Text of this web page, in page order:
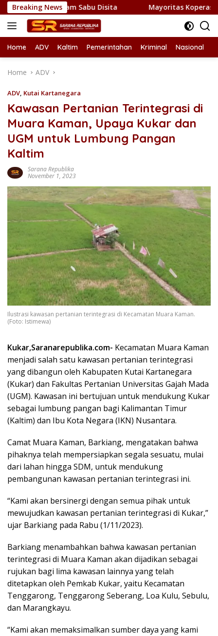
Skip
to
content
Breaking News
Kilogram Sabu Disita Mayoritas Koperasi Merah
Home ADV Kaltim Pemerintahan Kriminal Nasional
Home ADV
ADV, Kutai Kartanegara
Kawasan Pertanian Terintegrasi di
Muara Kaman, Upaya Kukar dan
UGM untuk Lumbung Pangan
Kaltim
Sarana Republika
November 1, 2023
Ilustrasi kawasan pertanian terintegrasi di Kecamatan Muara Kaman.
(Foto: Istimewa)
Kukar,Saranarepublika.com- Kecamatan Muara Kaman
menjadi salah satu kawasan pertanian terintegrasi
yang dibangun oleh Kabupaten Kutai Kartanegara
(Kukar) dan Fakultas Pertanian Universitas Gajah Mada
(UGM). Kawasan ini bertujuan untuk mendukung Kukar
sebagai lumbung pangan bagi Kalimantan Timur
(Kaltim) dan Ibu Kota Negara (IKN) Nusantara.
Camat Muara Kaman, Barkiang, mengatakan bahwa
pihaknya telah mempersiapkan segala sesuatu, mulai
dari lahan hingga SDM, untuk mendukung
pembangunan kawasan pertanian terintegrasi ini.
“Kami akan bersinergi dengan semua pihak untuk
mewujudkan kawasan pertanian terintegrasi di Kukar,”
ujar Barkiang pada Rabu (1/11/2023).
Barkiang menambahkan bahwa kawasan pertanian
terintegrasi di Muara Kaman akan dijadikan sebagai
rujukan bagi lima kawasan lainnya yang telah
ditetapkan oleh Pemkab Kukar, yaitu Kecamatan
Tenggarong, Tenggarong Seberang, Loa Kulu, Sebulu,
dan Marangkayu.
“Kami akan memaksimalkan sumber daya yang kami